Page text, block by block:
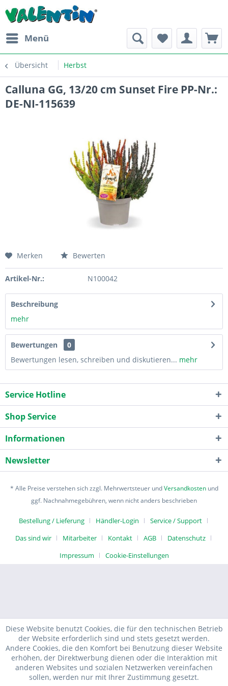
Menü
Übersicht Herbst
Calluna GG, 13/20 cm Sunset Fire PP-Nr.:
DE-NI-115639
Merken Bewerten
Artikel-Nr.: N100042
Beschreibung
mehr
Bewertungen
0
Bewertungen lesen, schreiben und diskutieren... mehr
Service Hotline
Shop Service
Informationen
Newsletter
* Alle Preise verstehen sich zzgl. Mehrwertsteuer undVersandkostenund
ggf. Nachnahmegebühren, wenn nicht anders beschrieben
Bestellung / Lieferung Händler-Login
Service / Support
Das sind wir
Mitarbeiter Kontakt AGB
Datenschutz
Impressum
Cookie-Einstellungen
Diese Website benutzt Cookies, die für den technischen Betrieb
der Website erforderlich sind und stets gesetzt werden.
Andere Cookies, die den Komfort bei Benutzung dieser Website
erhöhen, der Direktwerbung dienen oder die Interaktion mit
anderen Websites und sozialen Netzwerken vereinfachen
sollen, werden nur mit Ihrer Zustimmung gesetzt.